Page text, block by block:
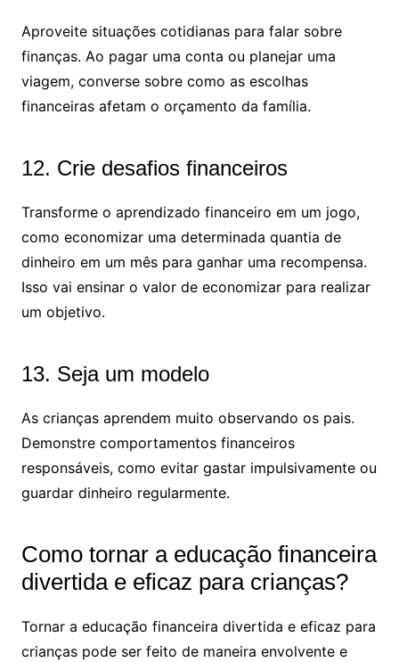
Aproveite situações cotidianas para falar sobre
finanças. Ao pagar uma conta ou planejar uma
viagem, converse sobre como as escolhas
financeiras afetam o orçamento da família.
12. Crie desafios financeiros
Transforme o aprendizado financeiro em um jogo,
como economizar uma determinada quantia de
dinheiro em um mês para ganhar uma recompensa.
Isso vai ensinar o valor de economizar para realizar
um objetivo.
13. Seja um modelo
As crianças aprendem muito observando os pais.
Demonstre comportamentos financeiros
responsáveis, como evitar gastar impulsivamente ou
guardar dinheiro regularmente.
Como tornar a educação financeira
divertida e eficaz para crianças?
Tornar a educação financeira divertida e eficaz para
crianças pode ser feito de maneira envolvente e